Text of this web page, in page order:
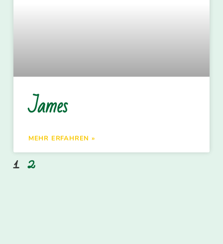
James
MEHR ERFAHREN »
1 2